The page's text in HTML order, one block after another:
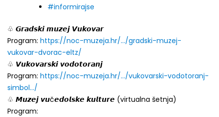
#informirajse
♧ 𝙂𝙧𝙖𝙙𝙨𝙠𝙞 𝙢𝙪𝙯𝙚𝙟 𝙑𝙪𝙠𝙤𝙫𝙖𝙧
Program: https://noc-muzeja.hr/…/gradski-muzej-
vukovar-dvorac-eltz/
♧ 𝙑𝙪𝙠𝙤𝙫𝙖𝙧𝙨𝙠𝙞 𝙫𝙤𝙙𝙤𝙩𝙤𝙧𝙖𝙣𝙟
Program: https://noc-muzeja.hr/…/vukovarski-vodotoranj-
simbol…/
♧ 𝙈𝙪𝙯𝙚𝙟 𝙫𝙪č𝙚𝙙𝙤𝙡𝙨𝙠𝙚 𝙠𝙪𝙡𝙩𝙪𝙧𝙚 (virtualna šetnja)
Program: